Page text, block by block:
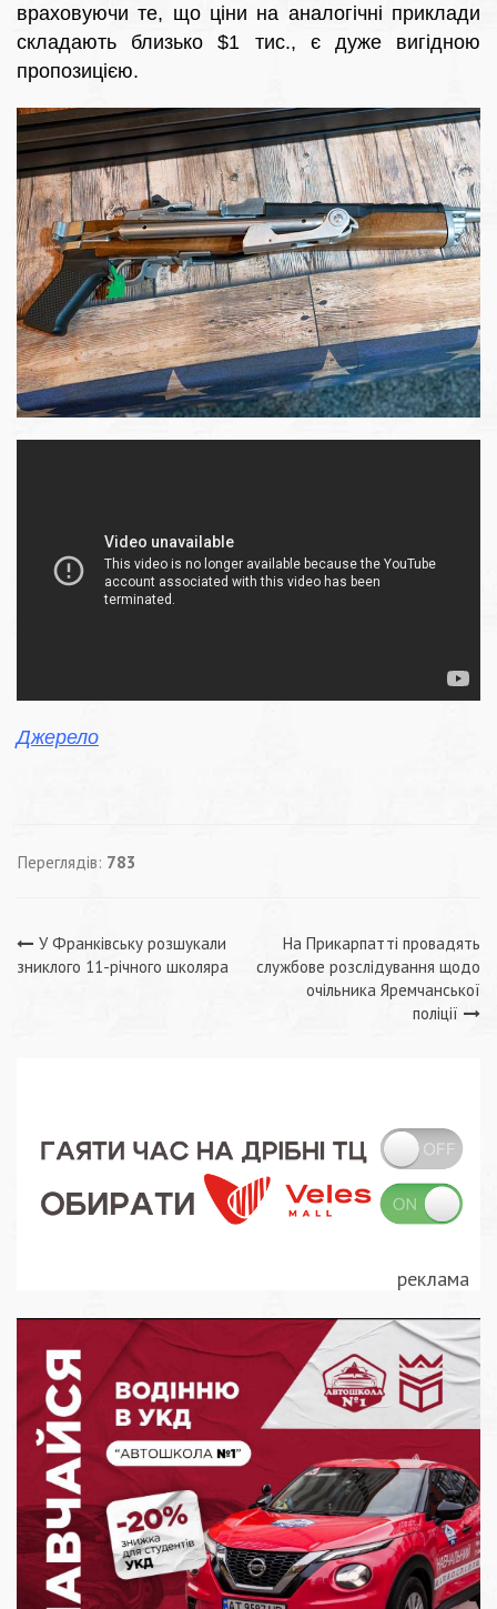
враховуючи те, що ціни на аналогічні приклади
складають близько $1 тис., є дуже вигідною
пропозицією.
Джерело
Переглядів: 783
Навігація
У Франківську розшукали
зниклого 11-річного школяра
На Прикарпатті провадять
службове розслідування щодо
очільника Яремчанської
поліції